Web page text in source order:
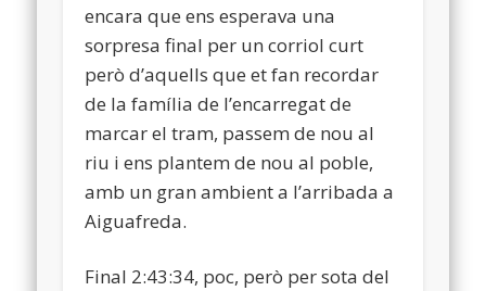
encara que ens esperava una
sorpresa final per un corriol curt
però d’aquells que et fan recordar
de la família de l’encarregat de
marcar el tram, passem de nou al
riu i ens plantem de nou al poble,
amb un gran ambient a l’arribada a
Aiguafreda.
Final 2:43:34, poc, però per sota del